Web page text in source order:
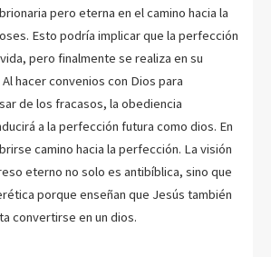
pero eterna en el camino hacia la
Esto podría implicar que la perfección
pero finalmente se realiza en su
hacer convenios con Dios para
de los fracasos, la obediencia
a la perfección futura como dios. En
camino hacia la perfección. La visión
eterno no solo es antibíblica, sino que
porque enseñan que Jesús también
convertirse en un dios.